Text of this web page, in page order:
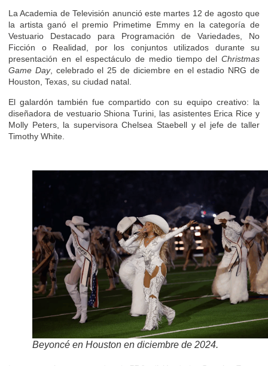
La Academia de Televisión anunció este martes 12 de agosto que
la artista ganó el premio Primetime Emmy en la categoría de
Vestuario Destacado para Programación de Variedades, No
Ficción o Realidad, por los conjuntos utilizados durante su
presentación en el espectáculo de medio tiempo del Christmas
Game Day, celebrado el 25 de diciembre en el estadio NRG de
Houston, Texas, su ciudad natal.
El galardón también fue compartido con su equipo creativo: la
diseñadora de vestuario Shiona Turini, las asistentes Erica Rice y
Molly Peters, la supervisora Chelsea Staebell y el jefe de taller
Timothy White.
Beyoncé en Houston en diciembre de 2024.